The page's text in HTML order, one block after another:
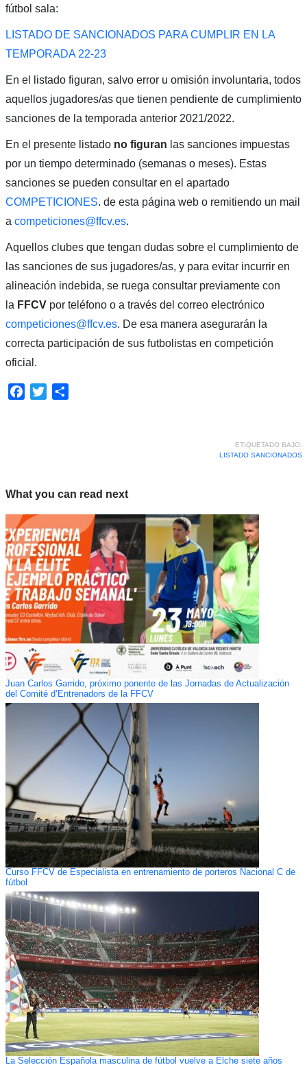
fútbol sala:
LISTADO DE SANCIONADOS PARA CUMPLIR EN LA
TEMPORADA 22-23
En el listado figuran, salvo error u omisión involuntaria, todos
aquellos jugadores/as que tienen pendiente de cumplimiento
sanciones de la temporada anterior 2021/2022.
En el presente listado no figuran las sanciones impuestas
por un tiempo determinado (semanas o meses). Estas
sanciones se pueden consultar en el apartado
COMPETICIONES. de esta página web o remitiendo un mail
a competiciones@ffcv.es.
Aquellos clubes que tengan dudas sobre el cumplimiento de
las sanciones de sus jugadores/as, y para evitar incurrir en
alineación indebida, se ruega consultar previamente con
la FFCVpor teléfono o a través del correo electrónico
competiciones@ffcv.es. De esa manera asegurarán la
correcta participación de sus futbolistas en competición
oficial.
Facebook
Twitter
ETIQUETADO BAJO:
LISTADO SANCIONADOS
What you can read next
Juan Carlos Garrido, próximo ponente de las Jornadas de Actualización
del Comité d’Entrenadors de la FFCV
Curso FFCV de Especialista en entrenamiento de porteros Nacional C de
fútbol
La Selección Española masculina de fútbol vuelve a Elche siete años